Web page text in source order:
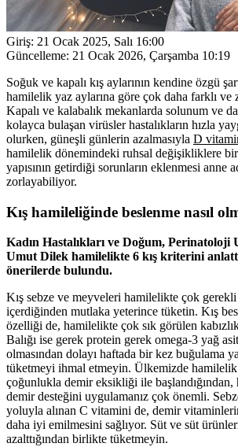
Giriş: 21 Ocak 2025, Salı 16:00
Güncelleme: 21 Ocak 2026, Çarşamba 10:19
Soğuk ve kapalı kış aylarının kendine özgü
hamilelik yaz aylarına göre çok daha farklı ve
Kapalı ve kalabalık mekanlarda solunum ve
kolayca bulaşan virüsler hastalıkların hızla
olurken, güneşli günlerin azalmasıyla D
hamilelik dönemindeki ruhsal değişikliklere bir
yapısının getirdiği sorunların eklenmesi anne
zorlayabiliyor.
Kış hamileliğinde beslenme nasıl
Kadın Hastalıkları ve Doğum, Perinatoloji
Umut Dilek hamilelikte 6 kış kriterini
önerilerde bulundu.
Kış sebze ve meyveleri hamilelikte çok
içerdiğinden mutlaka yeterince tüketin. Kış
özelliği de, hamilelikte çok sık görülen
Balığı ise gerek protein gerek omega-3 yağ
olmasından dolayı haftada bir kez buğulama
tüketmeyi ihmal etmeyin. Ülkemizde
çoğunlukla demir eksikliği ile
demir desteğini uygulamanız çok önemli.
yoluyla alınan C vitamini de, demir
daha iyi emilmesini sağlıyor. Süt ve süt
azalttığından birlikte tüketmeyin.